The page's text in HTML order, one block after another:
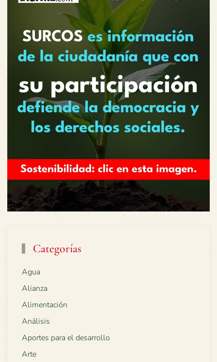
Categorías
Agua
Alianza
Alimentación
Análisis
Aportes para el desarrollo
Arte